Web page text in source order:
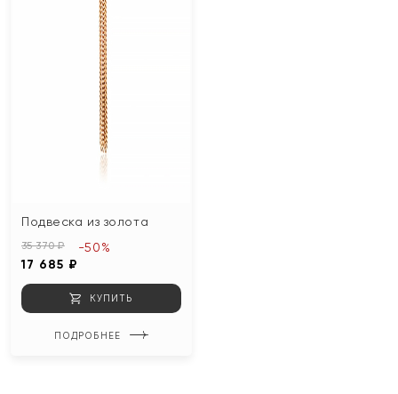
Подвеска из золота
35 370 ₽
17 685 ₽
-50%
КУПИТЬ
ПОДРОБНЕЕ